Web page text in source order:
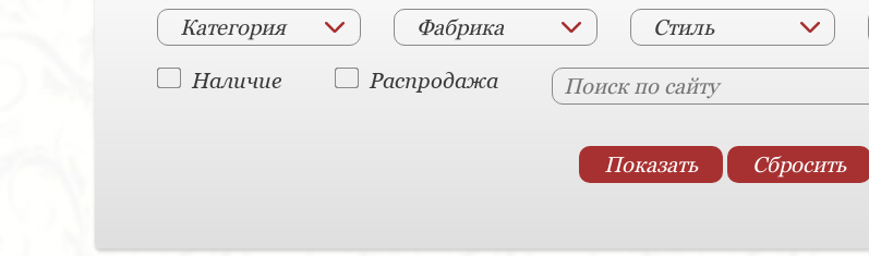
Категория Фабрика Стиль
Наличие Распродажа